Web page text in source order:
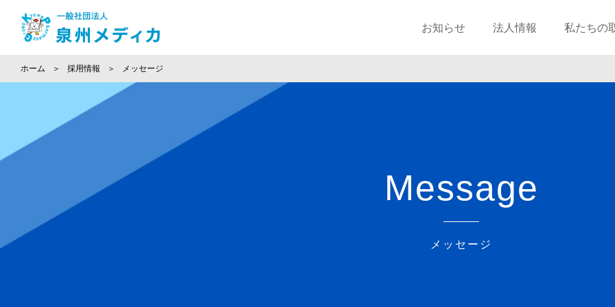
お知らせ 法人情報 私たちの
ホーム 採用情報 メッセージ
Message
メッセージ